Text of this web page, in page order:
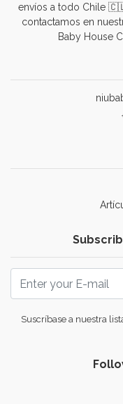
envíos a todo Chile
contactamos en
Baby House
Suscríbase a nuestra